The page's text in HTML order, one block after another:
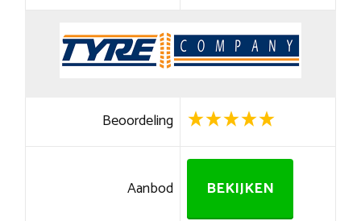
Beoordeling
Aanbod BEKIJKEN